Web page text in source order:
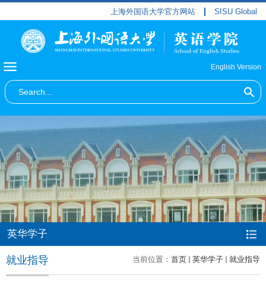
上海外国语大学官方网站 SISU Global
English Version
英华学子
当前位置： 首页 英华学子 就业指导
就业指导